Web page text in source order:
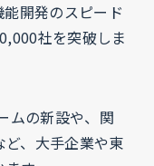
開発のスピード
社を突破しま
ムの新設や、関
、大手企業や東